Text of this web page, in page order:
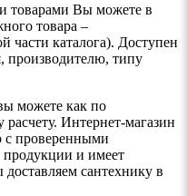
товарами Вы можете в
товара –
части каталога). Доступен
производителю, типу
можете как по
Интернет-магазин
с проверенными
продукции и имеет
сантехнику в